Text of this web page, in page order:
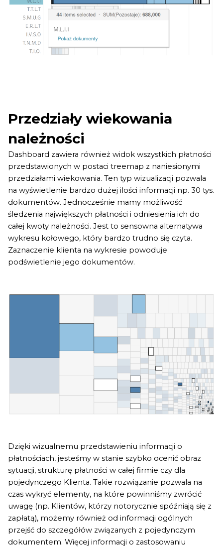
Przedziały wiekowania
należności
Dashboard zawiera również widok wszystkich płatności
przedstawionych w postaci treemap z naniesionymi
przedziałami wiekowania. Ten typ wizualizacji pozwala
na wyświetlenie bardzo dużej ilości informacji np. 30 tys.
dokumentów. Jednocześnie mamy możliwość
śledzenia największych płatności i odniesienia ich do
całej kwoty należności. Jest to sensowna alternatywa
wykresu kołowego, który bardzo trudno się czyta.
Zaznaczenie klienta na wykresie powoduje
podświetlenie jego dokumentów.
Dzięki wizualnemu przedstawieniu informacji o
płatnościach, jesteśmy w stanie szybko ocenić obraz
sytuacji, strukturę płatności w całej firmie czy dla
pojedynczego Klienta. Takie rozwiązanie pozwala na
czas wykryć elementy, na które powinniśmy zwrócić
uwagę (np. Klientów, którzy notorycznie spóźniają się z
zapłatą), możemy również od informacji ogólnych
przejść do szczegółów związanych z pojedynczym
dokumentem. Więcej informacji o zastosowaniu